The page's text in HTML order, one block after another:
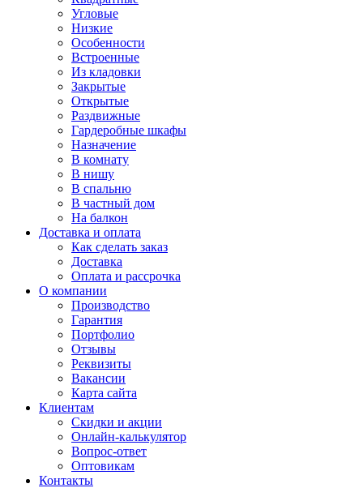
Угловые
Низкие
Особенности
Встроенные
Из кладовки
Закрытые
Открытые
Раздвижные
Гардеробные шкафы
Назначение
В комнату
В нишу
В спальню
В частный дом
На балкон
Доставка и оплата
Как сделать заказ
Доставка
Оплата и рассрочка
О компании
Производство
Гарантия
Портфолио
Отзывы
Реквизиты
Вакансии
Карта сайта
Клиентам
Скидки и акции
Онлайн-калькулятор
Вопрос-ответ
Оптовикам
Контакты